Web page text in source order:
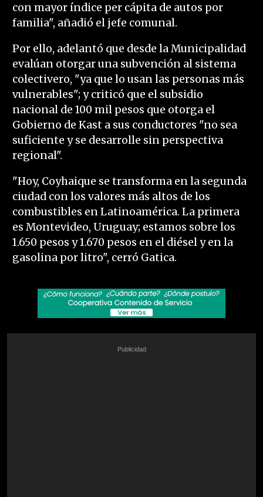
con mayor índice per cápita de autos por
familia", añadió el jefe comunal.
Por ello, adelantó que desde la Municipalidad
evalúan otorgar una subvención al sistema
colectivero, "ya que lo usan las personas más
vulnerables"; y criticó que el subsidio
nacional de 100 mil pesos que otorga el
Gobierno de Kast a sus conductores "no sea
suficiente y se desarrolle sin perspectiva
regional".
"Hoy, Coyhaique se transforma en la segunda
ciudad con los valores más altos de los
combustibles en Latinoamérica. La primera
es Montevideo, Uruguay; estamos sobre los
1.650 pesos y 1.670 pesos en el diésel y en la
gasolina por litro", cerró Gatica.